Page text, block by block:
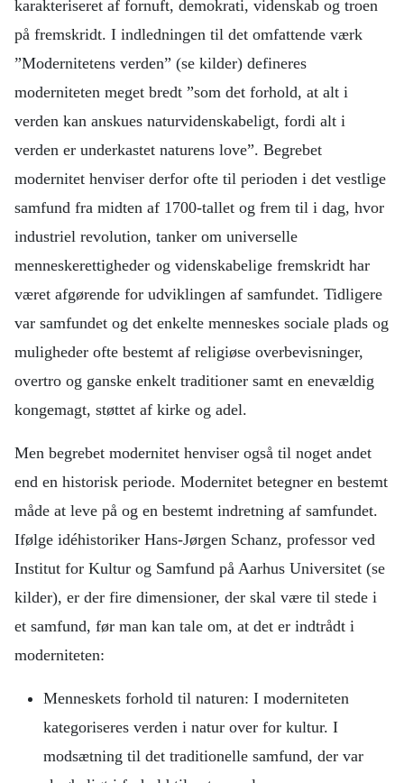
karakteriseret af fornuft, demokrati, videnskab og troen
på fremskridt. I indledningen til det omfattende værk
”Modernitetens verden” (se kilder) defineres
moderniteten meget bredt ”som det forhold, at alt i
verden kan anskues naturvidenskabeligt, fordi alt i
verden er underkastet naturens love”. Begrebet
modernitet henviser derfor ofte til perioden i det vestlige
samfund fra midten af 1700-tallet og frem til i dag, hvor
industriel revolution, tanker om universelle
menneskerettigheder og videnskabelige fremskridt har
været afgørende for udviklingen af samfundet. Tidligere
var samfundet og det enkelte menneskes sociale plads og
muligheder ofte bestemt af religiøse overbevisninger,
overtro og ganske enkelt traditioner samt en enevældig
kongemagt, støttet af kirke og adel.
Men begrebet modernitet henviser også til noget andet
end en historisk periode. Modernitet betegner en bestemt
måde at leve på og en bestemt indretning af samfundet.
Ifølge idéhistoriker Hans-Jørgen Schanz, professor ved
Institut for Kultur og Samfund på Aarhus Universitet (se
kilder), er der fire dimensioner, der skal være til stede i
et samfund, før man kan tale om, at det er indtrådt i
moderniteten:
Menneskets forhold til naturen: I moderniteten
kategoriseres verden i natur over for kultur. I
modsætning til det traditionelle samfund, der var